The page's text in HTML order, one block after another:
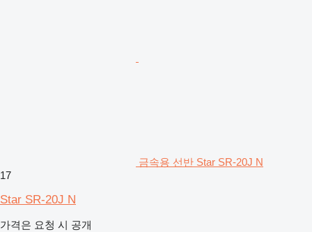
금속용 선반 Star SR-20J N
17
Star SR-20J N
가격은 요청 시 공개